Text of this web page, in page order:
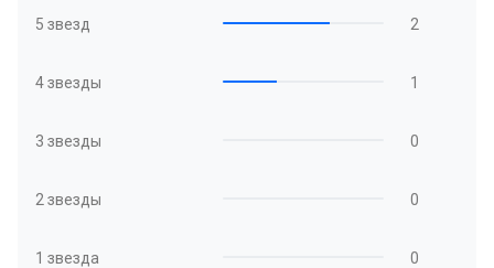
5 звезд 2
4 звезды 1
3 звезды 0
2 звезды 0
1 звезда 0